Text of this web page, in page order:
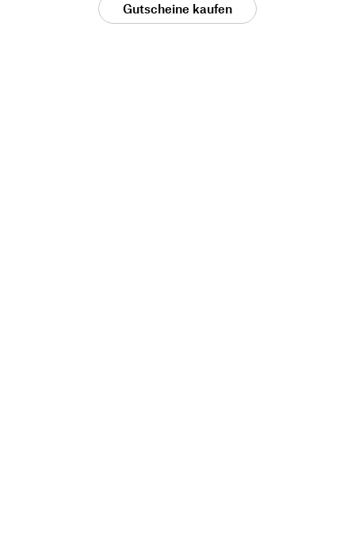
Gutscheine kaufen